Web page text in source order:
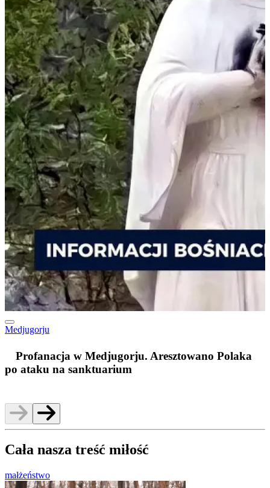
Medjugorju
Profanacja w Medjugorju. Aresztowano Polaka
po ataku na sanktuarium
Cała nasza treść miłość
małżeństwo